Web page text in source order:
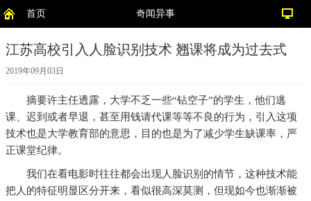
首页 奇闻异事
江苏高校引入人脸识别技术 翘课将成为过去式
2019年09月03日
摘要许主任透露，大学不乏一些“钻空子”的学生，他们逃
课、迟到或者早退，甚至用钱请代课等等不良的行为，引入这项
技术也是大学教育部的意思，目的也是为了减少学生缺课率，严
正课堂纪律。
我们在看电影时往往都会出现人脸识别的情节，这种技术能
把人的特征明显区分开来，看似很高深莫测，但现如今也渐渐被